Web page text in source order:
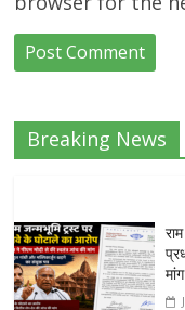
Breaking News
मांग